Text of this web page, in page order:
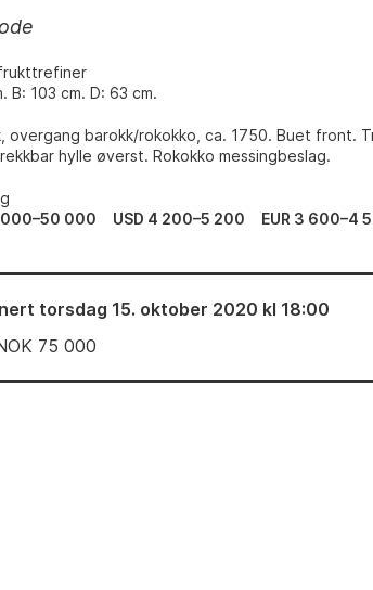
B: 103 cm. D: 63 cm.
overgang barokk/rokokko, ca. 1750. Buet front.
hylle øverst. Rokokko messingbeslag.
000–50 000
USD 4 200–5 200 EUR 3 600–4
torsdag 15. oktober 2020 kl 18:00
75 000